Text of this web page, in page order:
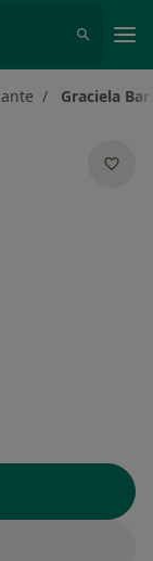
Graciela